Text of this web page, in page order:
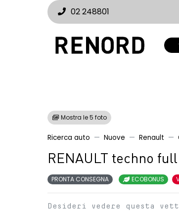
02 248801
Mostra le 5 foto
Ricerca auto Nuove Renault
RENAULT techno
PRONTA CONSEGNA ECOBONUS
Desideri vedere questa